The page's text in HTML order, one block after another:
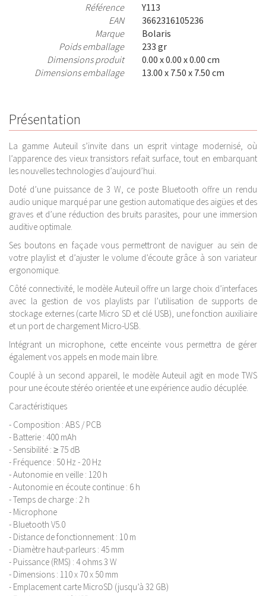
Référence
Y113
EAN
3662316105236
Marque
Bolaris
Poids emballage
233 gr
Dimensions produit
0.00 x 0.00 x 0.00 cm
Dimensions emballage
13.00 x 7.50 x 7.50 cm
Présentation
La gamme Auteuil s’invite dans un esprit vintage modernisé, où
l’apparence des vieux transistors refait surface, tout en embarquant
les nouvelles technologies d’aujourd’hui.
Doté d’une puissance de 3 W, ce poste Bluetooth offre un rendu
audio unique marqué par une gestion automatique des aigües et des
graves et d’une réduction des bruits parasites, pour une immersion
auditive optimale.
Ses boutons en façade vous permettront de naviguer au sein de
votre playlist et d’ajuster le volume d’écoute grâce à son variateur
ergonomique.
Côté connectivité, le modèle Auteuil offre un large choix d’interfaces
avec la gestion de vos playlists par l’utilisation de supports de
stockage externes (carte Micro SD et clé USB), une fonction auxiliaire
et un port de chargement Micro-USB.
Intégrant un microphone, cette enceinte vous permettra de gérer
également vos appels en mode main libre.
Couplé à un second appareil, le modèle Auteuil agit en mode TWS
pour une écoute stéréo orientée et une expérience audio décuplée.
Caractéristiques
- Composition : ABS / PCB
- Batterie : 400 mAh
- Sensibilité : ≥ 75 dB
- Fréquence : 50 Hz - 20 Hz
- Autonomie en veille : 120 h
- Autonomie en écoute continue : 6 h
- Temps de charge : 2 h
- Microphone
- Bluetooth V5.0
- Distance de fonctionnement : 10 m
- Diamètre haut-parleurs : 45 mm
- Puissance (RMS) : 4 ohms 3 W
- Dimensions : 110 x 70 x 50 mm
- Emplacement carte MicroSD (jusqu’à 32 GB)